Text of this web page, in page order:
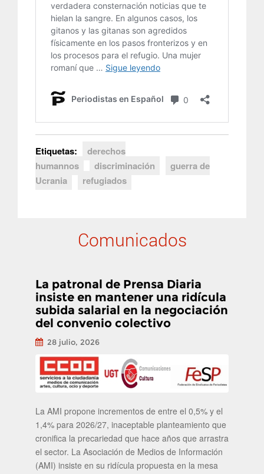
Etiquetas:
derechos
humannos
discriminación
guerra de
Ucrania
refugiados
Comunicados
La patronal de Prensa Diaria
insiste en mantener una ridícula
subida salarial en la negociación
del convenio colectivo
28 julio, 2026
La AMI propone incrementos de entre el 0,5% y el
1,4% para 2026/27, inaceptable planteamiento que
cronifica la precariedad que hace años que arrastra
el sector. La Asociación de Medios de Información
(AMI) insiste en su ridícula propuesta en la mesa